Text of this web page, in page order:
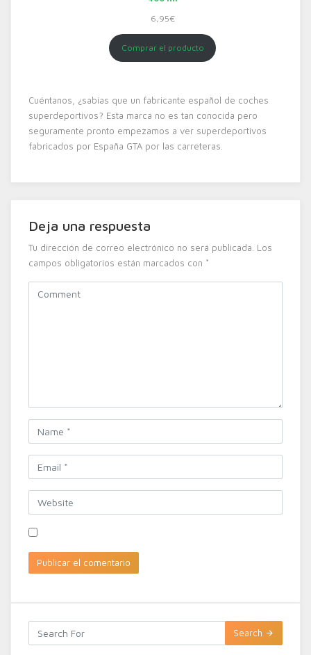
6,95€
Comprar el producto
Cuéntanos, ¿sabías que un fabricante español de coches
superdeportivos? Esta marca no es tan conocida pero
seguramente pronto empezamos a ver superdeportivos
fabricados por España GTA por las carreteras.
Deja una respuesta
Tu dirección de correo electrónico no será publicada. Los
campos obligatorios están marcados con *
Search